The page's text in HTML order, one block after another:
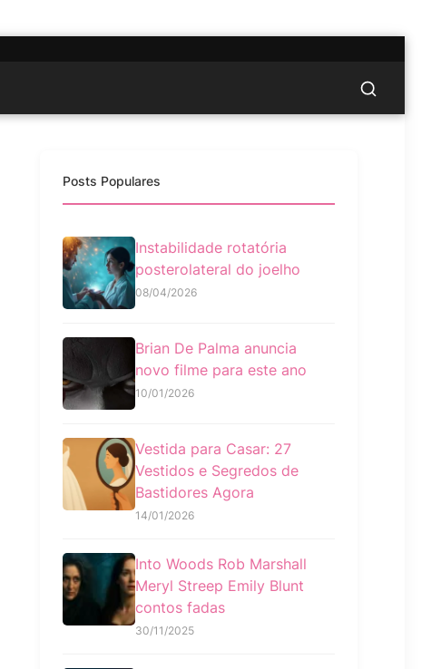
Posts Populares
Instabilidade rotatória
posterolateral do joelho
08/04/2026
Brian De Palma anuncia
novo filme para este ano
10/01/2026
Vestida para Casar: 27
Vestidos e Segredos de
Bastidores Agora
14/01/2026
Into Woods Rob Marshall
Meryl Streep Emily Blunt
contos fadas
30/11/2025